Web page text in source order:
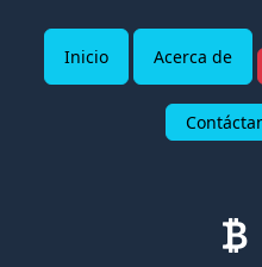
Inicio Acerca de